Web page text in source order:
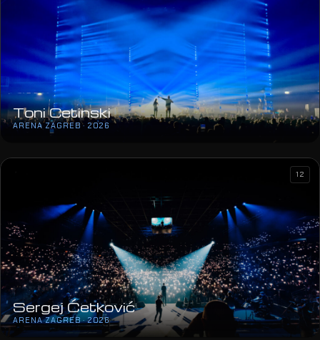
Toni Cetinski
ARENA ZAGREB · 2026
Sergej Ćetković
ARENA ZAGREB · 2026
12